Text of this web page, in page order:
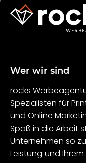
Wer wir sind
rocks
Spezialisten für
und Online
Spaß in die Arbeit
Unternehmen so
Leistung und